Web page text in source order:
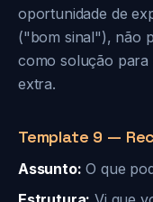
oportunidade de
("bom sinal"), não
como solução
extra.
Template 9 —
Assunto: O que